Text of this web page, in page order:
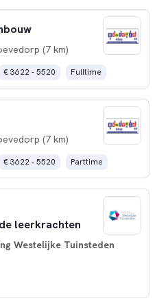
(7 km)
€ 3622 - 5520 Fulltime
(7 km)
€ 3622 - 5520 Parttime
leerkrachten
Westelijke Tuinsteden